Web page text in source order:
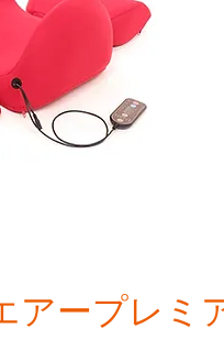
ープレミ